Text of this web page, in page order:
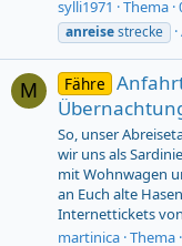
sylli1971 Thema
anreisestrecke
M Fähre
So, unser
wir uns als
mit Wohnwagen
an Euch alte
Internettickets
martinica Thema